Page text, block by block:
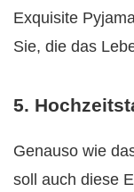
Exquisite
Sie, die das
5.
Genauso wie
soll auch diese